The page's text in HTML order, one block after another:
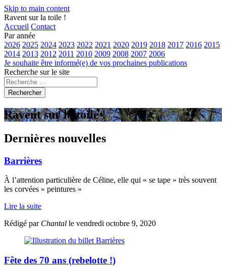
Skip to main content
Ravent sur la toile !
Accueil Contact
Par année
2026 2025 2024 2023 2022 2021 2020 2019 2018 2017 2016 2015
2014 2013 2012 2011 2010 2009 2008 2007 2006
Je souhaite être informé(e) de vos prochaines publications
Recherche sur le site
Rechercher
Ravent sur la toile !
Dernières nouvelles
Barrières
À l’attention particulière de Céline, elle qui « se tape » très souvent
les corvées « peintures »
Lire la suite
Rédigé par Chantal le vendredi octobre 9, 2020
Fête des 70 ans (rebelotte !)